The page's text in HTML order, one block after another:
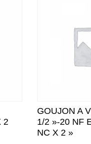
2
GOUJON A
1/2 »-20 NF
NC X 2 »